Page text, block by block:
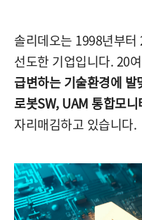
솔리데오는 1998년부
선도한 기업입니다. 20
급변하는 기술환경에
로봇SW, UAM 통합모니
자리매김하고 있습니다.